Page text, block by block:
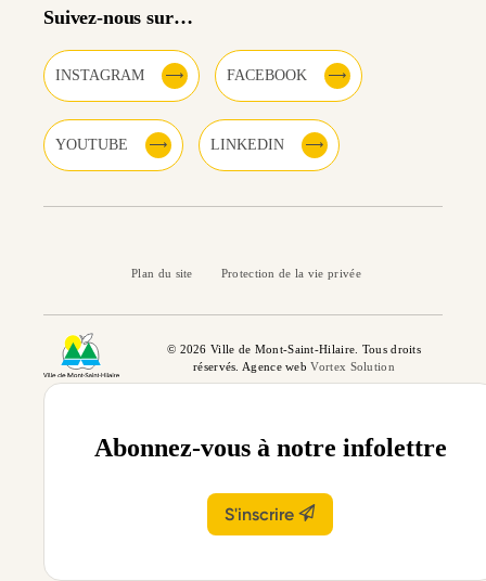
Suivez-nous sur…
INSTAGRAM FACEBOOK
YOUTUBE LINKEDIN
© 2026 Ville de Mont-Saint-Hilaire. Tous droits
réservés. Agence webVortex Solution
Plan du site Protection de la vie privée
Abonnez-vous à notre infolettre
S'inscrire